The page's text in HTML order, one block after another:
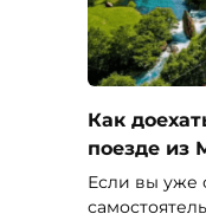
Как
поезде из
Если вы уже